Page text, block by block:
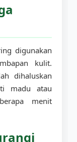
digunakan
kulit.
dihaluskan
madu atau
menit